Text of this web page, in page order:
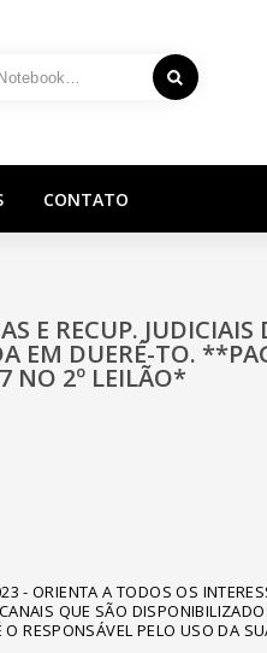
CONTATO
RECUP. JUDICIAIS
EM DUERÉ-TO.
NO 2º LEILÃO*
- ORIENTA A TODOS OS
QUE SÃO
O RESPONSÁVEL PELO USO DA